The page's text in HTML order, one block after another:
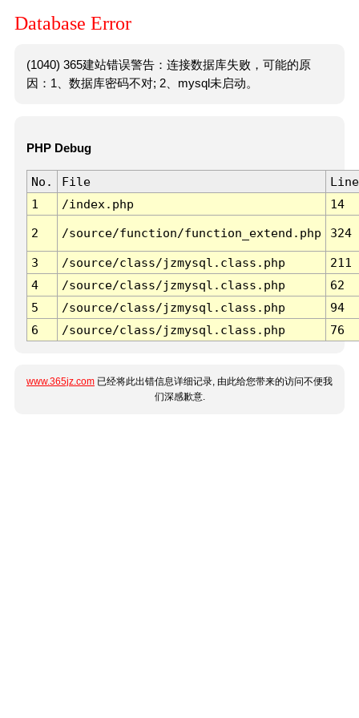
Database Error
(1040) 365建站错误警告：连接数据库失败，可能的原
因：1、数据库密码不对; 2、mysql未启动。
PHP Debug
No. File
Line
1
/index.php 14
2 /source/function/function_extend.php 324
3 /source/class/jzmysql.class.php
211
4
/source/class/jzmysql.class.php
62
5
/source/class/jzmysql.class.php
94
6
/source/class/jzmysql.class.php 76
www.365jz.com 已经将此出错信息详细记录, 由此给您带来的访问不便我
们深感歉意.